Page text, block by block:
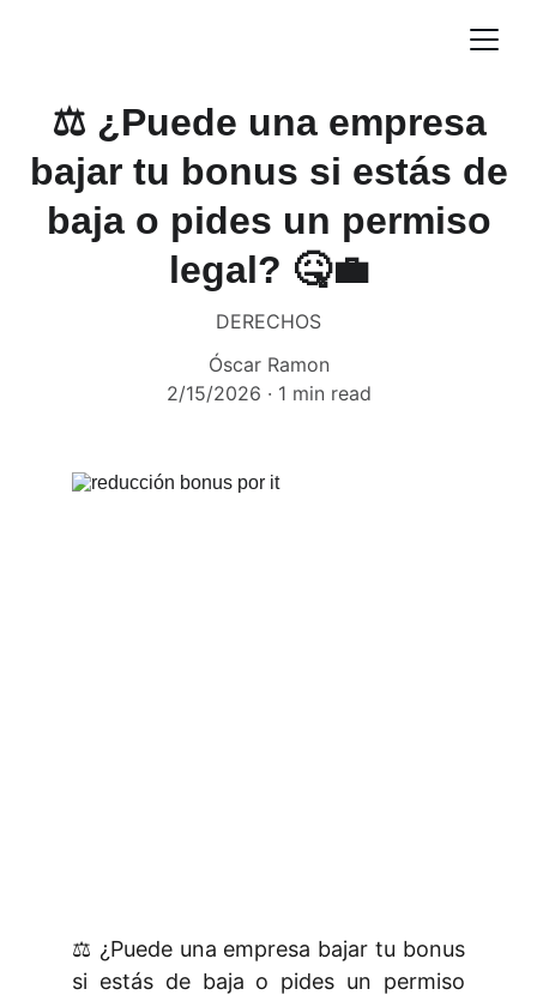
⚖️ ¿Puede una empresa
bajar tu bonus si estás de
baja o pides un permiso
legal? 🤒💼
DERECHOS
Óscar Ramon
2/15/2026
1 min read
⚖️ ¿Puede una empresa bajar tu bonus
si estás de baja o pides un permiso